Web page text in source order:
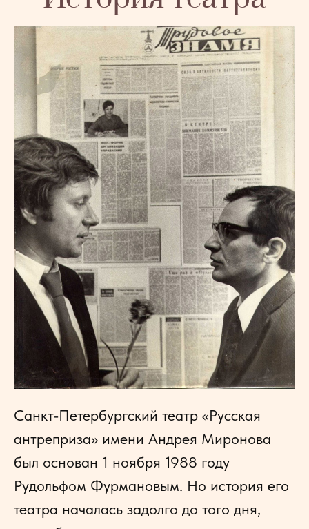
Санкт-Петербургский театр «Русская
антреприза» имени Андрея Миронова
был основан 1 ноября 1988 году
Рудольфом Фурмановым. Но история его
театра началась задолго до того дня,